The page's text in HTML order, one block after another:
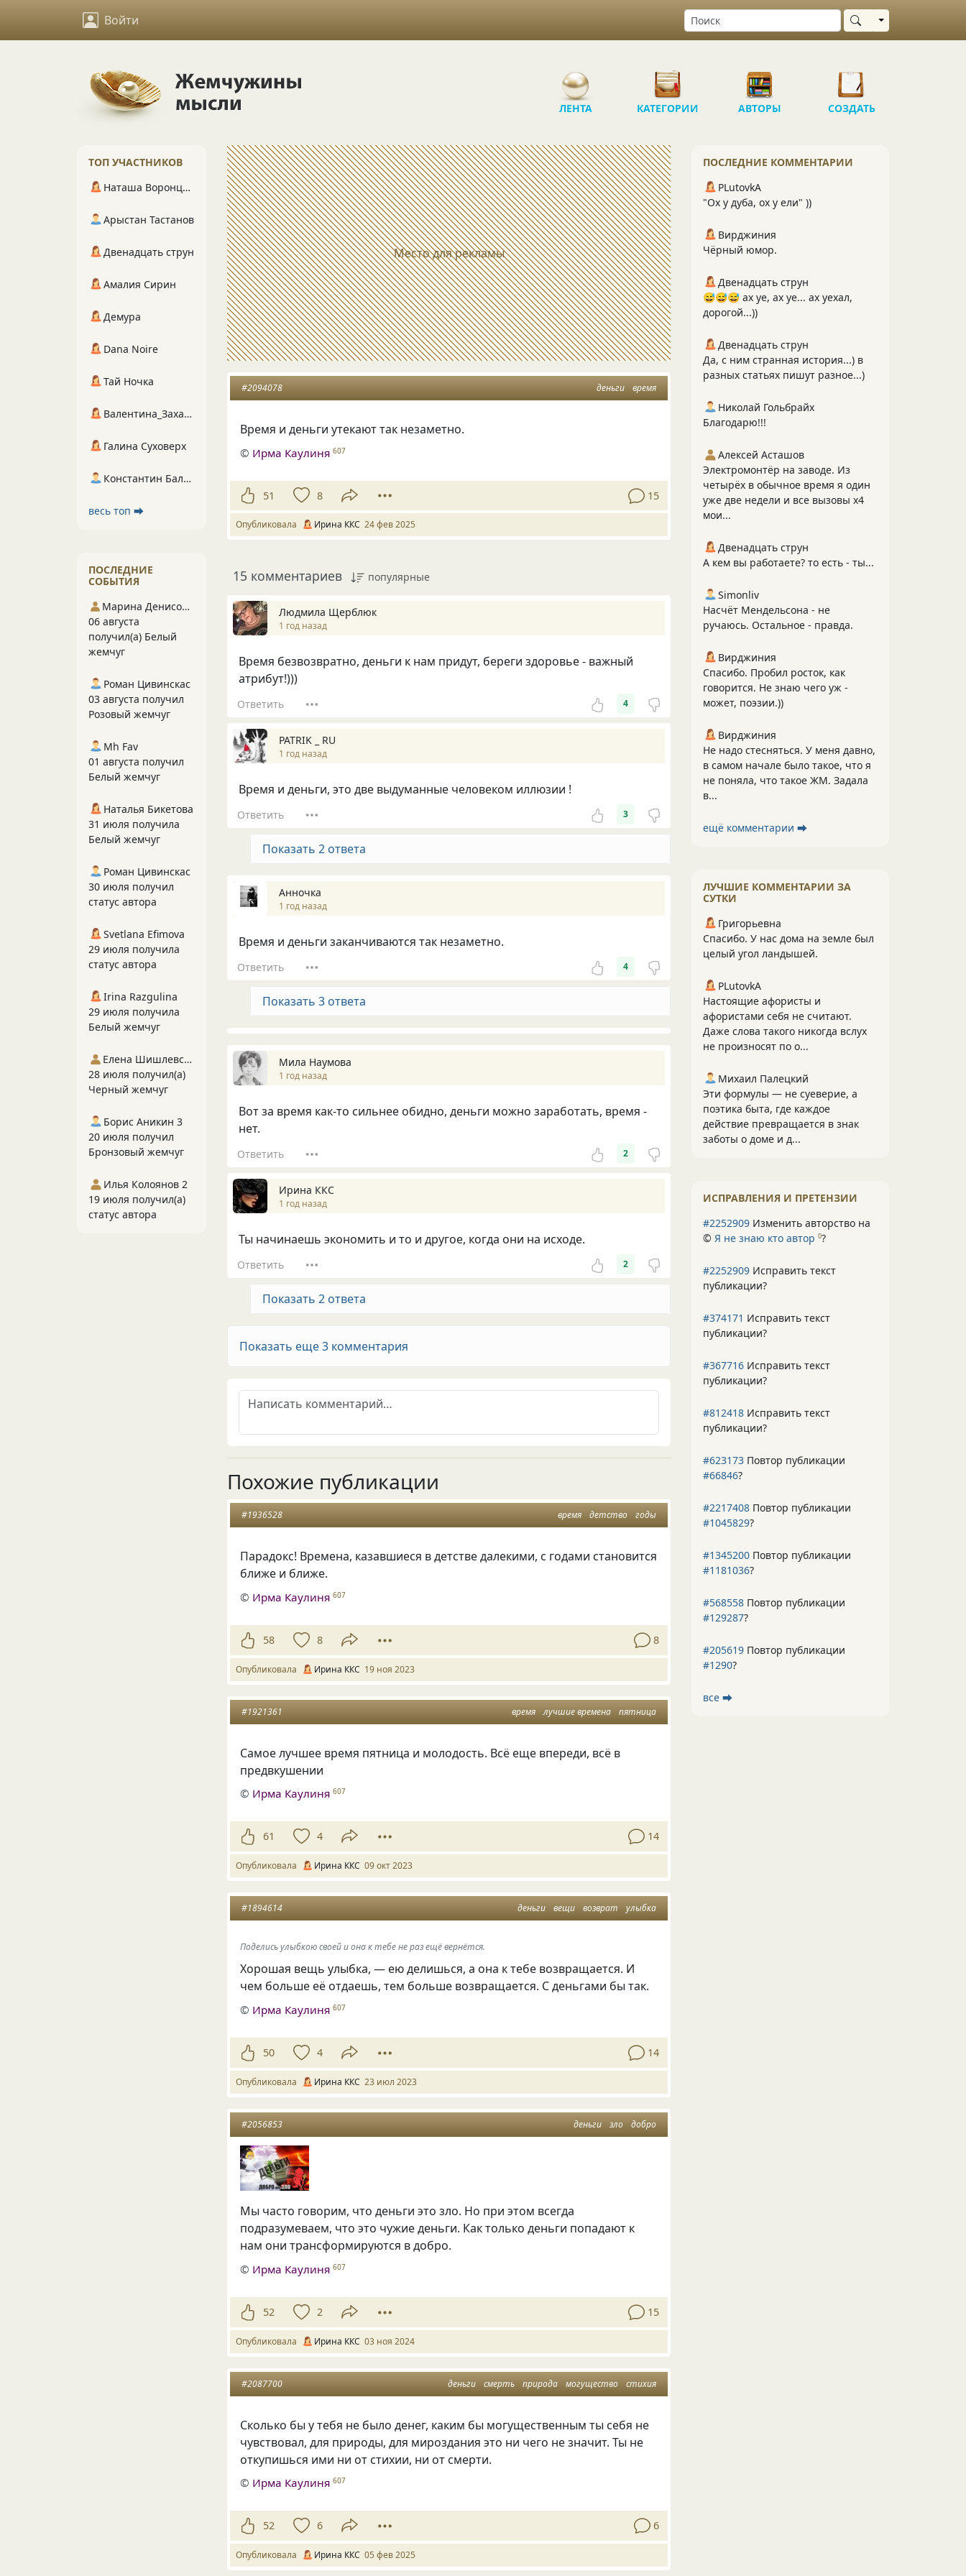
Войти Выбрать область
ЛЕНТА КАТЕГОРИИ АВТОРЫ СОЗДАТЬ
Место для рекламы
деньги время
#2094078
Время и деньги утекают так незаметно.
© Ирма Каулиня 607
51 8 15
Опубликовала Ирина ККС 24 фев 2025
15 комментариев популярные
Людмила Щерблюк
1 год назад
Время безвозвратно, деньги к нам придут, береги здоровье - важный
атрибут!)))
Ответить 4
PATRIK _ RU
1 год назад
Время и деньги, это две выдуманные человеком иллюзии !
Ответить 3
Показать 2 ответа
Анночка
1 год назад
Время и деньги заканчиваются так незаметно.
Ответить 4
Показать 3 ответа
Мила Наумова
1 год назад
Вот за время как-то сильнее обидно, деньги можно заработать, время -
нет.
Ответить 2
Ирина ККС
1 год назад
Ты начинаешь экономить и то и другое, когда они на исходе.
Ответить 2
Показать 2 ответа
Показать еще 3 комментария
Похожие публикации
время детство годы
#1936528
Парадокс! Времена, казавшиеся в детстве далекими, с годами становится
ближе и ближе.
© Ирма Каулиня 607
58 8 8
Опубликовала Ирина ККС 19 ноя 2023
время лучшие времена пятница
#1921361
Самое лучшее время пятница и молодость. Всё еще впереди, всё в
предвкушении
© Ирма Каулиня 607
61 4 14
Опубликовала Ирина ККС 09 окт 2023
деньги вещи возврат улыбка
#1894614
Поделись улыбкою своей и она к тебе не раз ещё вернётся.
Хорошая вещь улыбка, — ею делишься, а она к тебе возвращается. И
чем больше её отдаешь, тем больше возвращается. С деньгами бы так.
© Ирма Каулиня 607
50 4 14
Опубликовала Ирина ККС 23 июл 2023
деньги зло добро
#2056853
Мы часто говорим, что деньги это зло. Но при этом всегда
подразумеваем, что это чужие деньги. Как только деньги попадают к
нам они трансформируются в добро.
© Ирма Каулиня 607
52 2 15
Опубликовала Ирина ККС 03 ноя 2024
деньги смерть природа могущество стихия
#2087700
Сколько бы у тебя не было денег, каким бы могущественным ты себя не
чувствовал, для природы, для мироздания это ни чего не значит. Ты не
откупишься ими ни от стихии, ни от смерти.
© Ирма Каулиня 607
52 6 6
Опубликовала Ирина ККС 05 фев 2025
ПОСЛЕДНИЕ КОММЕНТАРИИ
PLutоvkА
"Ох у дуба, ох у ели" ))
Вирджиния
Чёрный юмор.
Двенадцать струн
😅😅😅 ах уе, ах уе... ах уехал,
дорогой...))
Двенадцать струн
Да, с ним странная история...) в
разных статьях пишут разное...)
Николай Гольбрайх
Благодарю!!!
Алексей Асташов
Электромонтёр на заводе. Из
четырёх в обычное время я один
уже две недели и все вызовы х4
мои...
Двенадцать струн
А кем вы работаете? то есть - ты...
Simonliv
Насчёт Мендельсона - не
ручаюсь. Остальное - правда.
Вирджиния
Спасибо. Пробил росток, как
говорится. Не знаю чего уж -
может, поэзии.))
Вирджиния
Не надо стесняться. У меня давно,
в самом начале было такое, что я
не поняла, что такое ЖМ. Задала
в...
ещё комментарии ⮕
ЛУЧШИЕ КОММЕНТАРИИ ЗА
СУТКИ
Григорьевна
Спасибо. У нас дома на земле был
целый угол ландышей.
PLutоvkА
Настоящие афористы и
афористами себя не считают.
Даже слова такого никогда вслух
не произносят по о...
Михаил Палецкий
Эти формулы — не суеверие, а
поэтика быта, где каждое
действие превращается в знак
заботы о доме и д...
ИСПРАВЛЕНИЯ И ПРЕТЕНЗИИ
#2252909 Изменить авторство на
© Я не знаю кто автор 0?
#2252909 Исправить текст
публикации?
#374171 Исправить текст
публикации?
#367716 Исправить текст
публикации?
#812418 Исправить текст
публикации?
#623173 Повтор публикации
#66846?
#2217408 Повтор публикации
#1045829?
#1345200 Повтор публикации
#1181036?
#568558 Повтор публикации
#129287?
#205619 Повтор публикации
#1290?
все ⮕
ТОП УЧАСТНИКОВ
Наташа Воронцова
Арыстан Тастанов
Двенадцать струн
Амалия Сирин
Демура
Dana Noire
Тай Ночка
Валентина_Захарова
Галина Суховерх
Константин Балухта
весь топ ⮕
ПОСЛЕДНИЕ
СОБЫТИЯ
Марина Денисова 5
06 августа
получил(а) Белый
жемчуг
Роман Цивинскас
03 августа получил
Розовый жемчуг
Mh Fav
01 августа получил
Белый жемчуг
Наталья Бикетова
31 июля получила
Белый жемчуг
Роман Цивинскас
30 июля получил
статус автора
Svetlana Efimova
29 июля получила
статус автора
Irina Razgulina
29 июля получила
Белый жемчуг
Елена Шишлевская
28 июля получил(а)
Черный жемчуг
Борис Аникин 3
20 июля получил
Бронзовый жемчуг
Илья Колоянов 2
19 июля получил(а)
статус автора